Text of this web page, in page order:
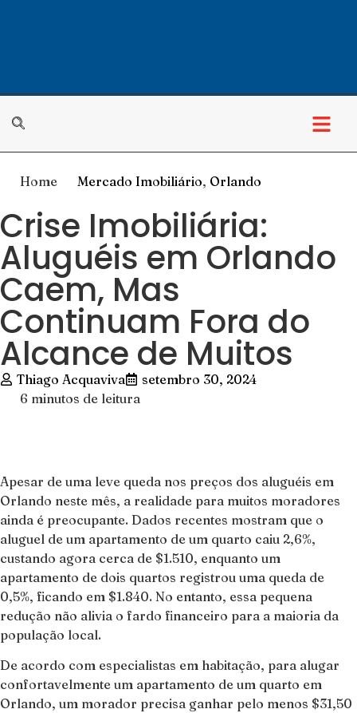
Home Mercado Imobiliário, Orlando
Crise Imobiliária:
Aluguéis em Orlando
Caem, Mas
Continuam Fora do
Alcance de Muitos
Thiago Acquaviva
setembro 30, 2024
6 minutos de leitura
Apesar de uma leve queda nos preços dos aluguéis em
Orlando neste mês, a realidade para muitos moradores
ainda é preocupante. Dados recentes mostram que o
aluguel de um apartamento de um quarto caiu 2,6%,
custando agora cerca de $1.510, enquanto um
apartamento de dois quartos registrou uma queda de
0,5%, ficando em $1.840. No entanto, essa pequena
redução não alivia o fardo financeiro para a maioria da
população local.
De acordo com especialistas em habitação, para alugar
confortavelmente um apartamento de um quarto em
Orlando, um morador precisa ganhar pelo menos $31,50